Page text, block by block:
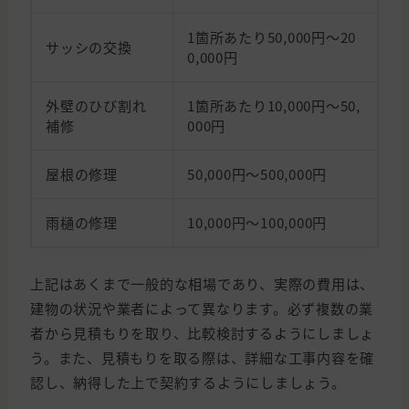
サッシの交換
1箇所あたり50,000円～20
0,000円
外壁のひび割れ
補修
1箇所あたり10,000円～50,
000円
屋根の修理 50,000円～500,000円
雨樋の修理 10,000円～100,000円
上記はあくまで一般的な相場であり、実際の費用は、
建物の状況や業者によって異なります。必ず複数の業
者から見積もりを取り、比較検討するようにしましょ
う。また、見積もりを取る際は、詳細な工事内容を確
認し、納得した上で契約するようにしましょう。